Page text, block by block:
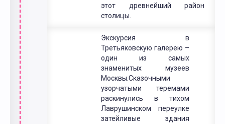
этот древнейший район
столицы.
Экскурсия в
Третьяковскую галерею –
один из самых
знаменитых музеев
Москвы.Сказочными
узорчатыми теремами
раскинулись в тихом
Лаврушинском переулке
затейливые здания